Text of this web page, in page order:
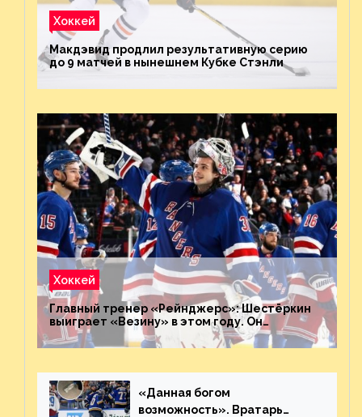
Хоккей
Макдэвид продлил результативную серию
до 9 матчей в нынешнем Кубке Стэнли
Хоккей
Главный тренер «Рейнджерс»: Шестёркин
выиграет «Везину» в этом году. Он
невероятен
«Данная богом
возможность». Вратарь